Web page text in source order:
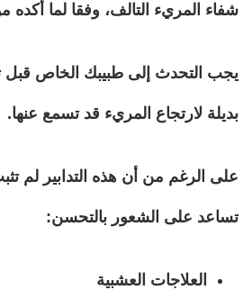
شفاء المريء التالف، وفقا لما أكده
يجب التحدث إلى طبيبك الخاص قبل
بديلة لارتجاع المريء قد تسمع عنها.
على الرغم من أن هذه التدابير لم تثبت
تساعد على الشعور بالتحسن:
العلاجات العشبية